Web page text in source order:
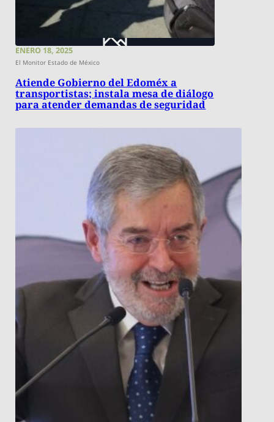
ENERO 18, 2025
El Monitor Estado de México
Atiende Gobierno del Edoméx a
transportistas; instala mesa de diálogo
para atender demandas de seguridad